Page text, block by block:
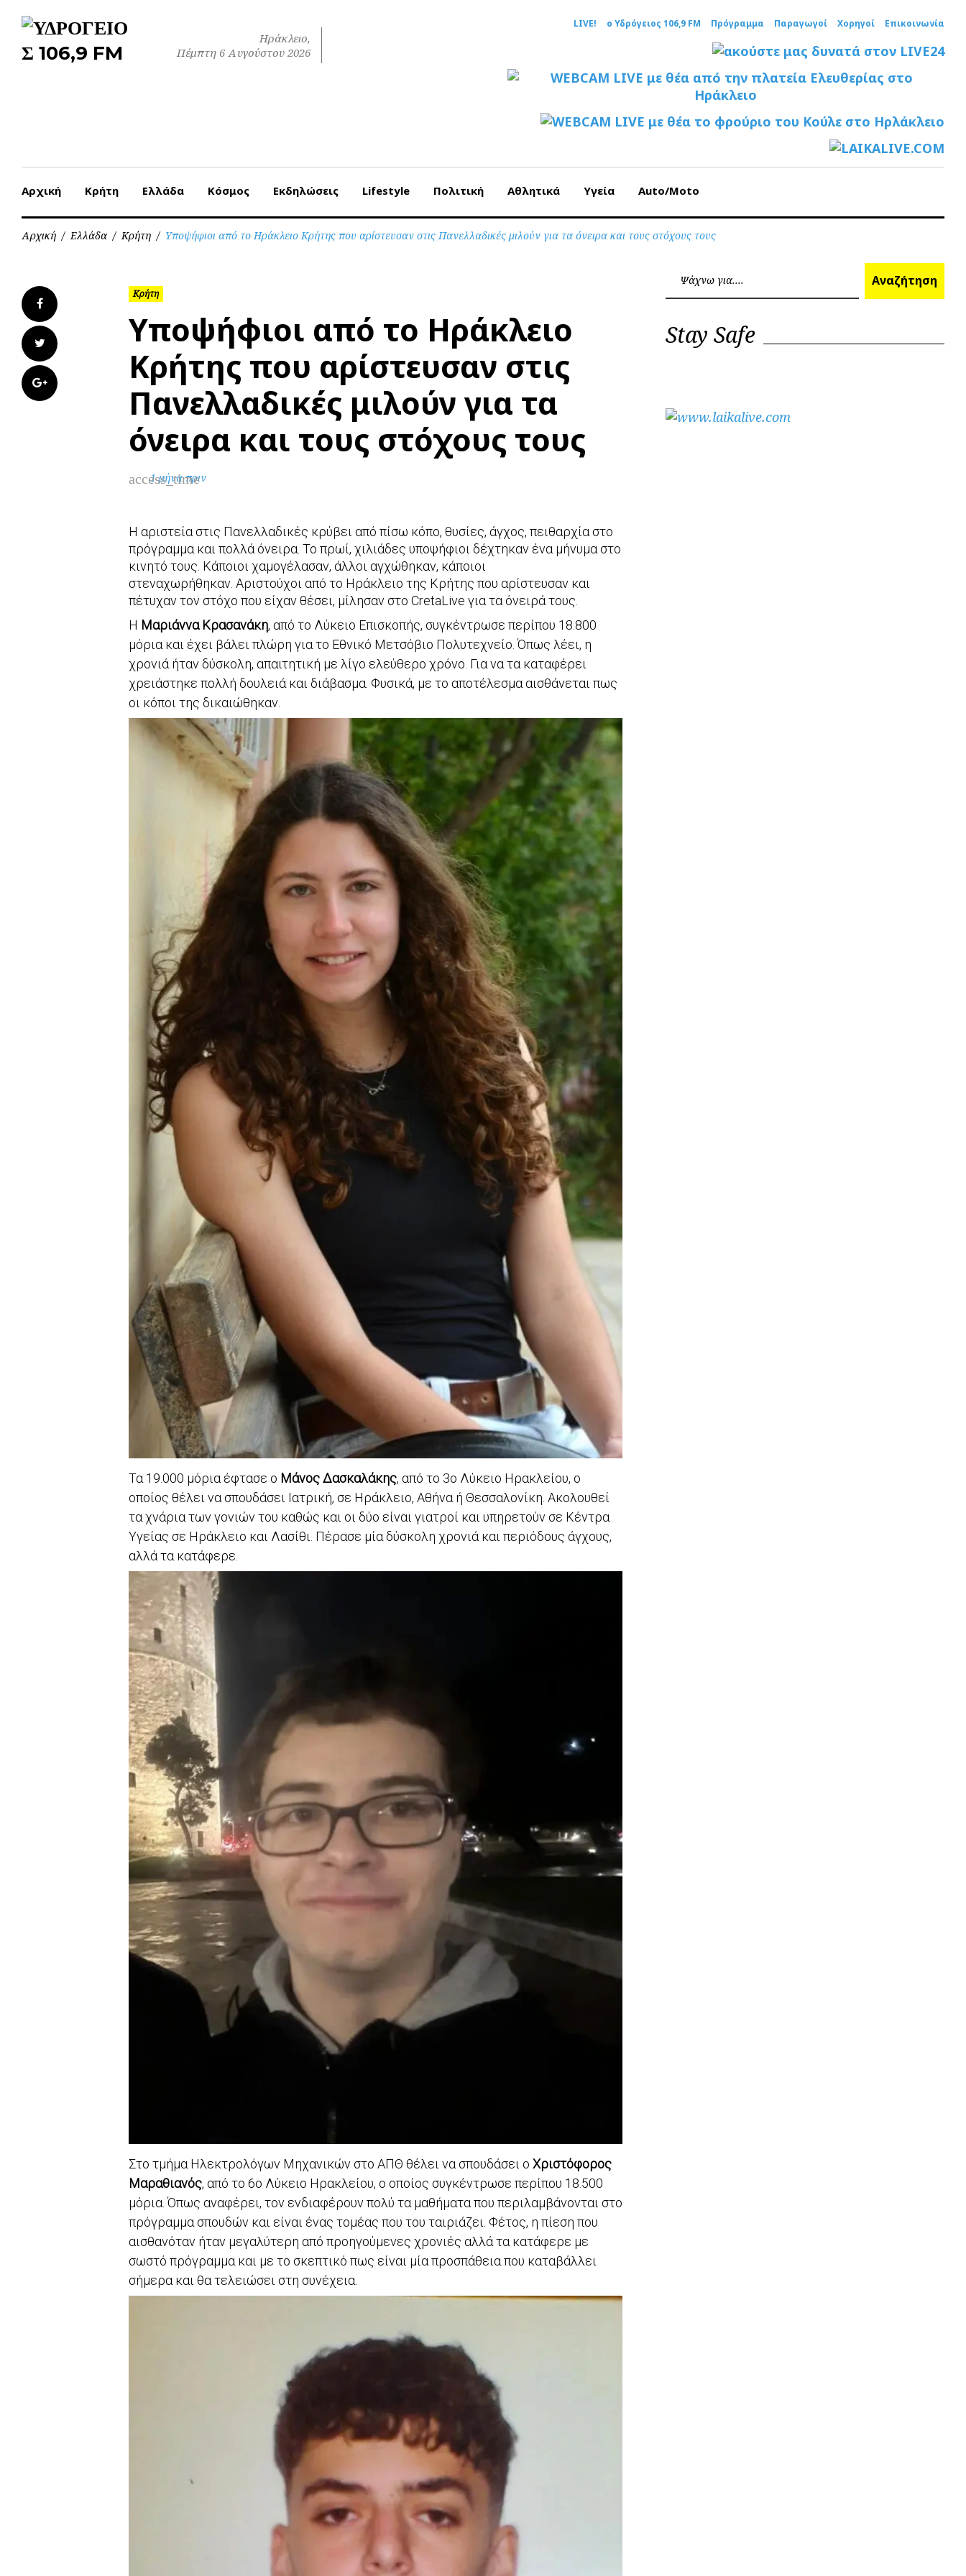
Ηράκλειο,
Πέμπτη 6 Αυγούστου 2026
LIVE! ο Υδρόγειος 106,9 FM Πρόγραμμα Παραγωγοί Χορηγοί Επικοινωνία
Αρχική Κρήτη Ελλάδα Κόσμος Εκδηλώσεις Lifestyle Πολιτική Αθλητικά Υγεία Auto/Moto
Αρχική / Ελλάδα / Κρήτη / Υποψήφιοι από το Ηράκλειο Κρήτης που αρίστευσαν στις Πανελλαδικές μιλούν για τα όνειρα και τους στόχους τους
Facebook
Twitter
Google+
Κρήτη
Υποψήφιοι από το Ηράκλειο
Κρήτης που αρίστευσαν στις
Πανελλαδικές μιλούν για τα
όνειρα και τους στόχους τους
access_time
1 μήνα πριν
Η αριστεία στις Πανελλαδικές κρύβει από πίσω κόπο, θυσίες, άγχος, πειθαρχία στο
πρόγραμμα και πολλά όνειρα. Το πρωί, χιλιάδες υποψήφιοι δέχτηκαν ένα μήνυμα στο
κινητό τους. Κάποιοι χαμογέλασαν, άλλοι αγχώθηκαν, κάποιοι
στεναχωρήθηκαν. Αριστούχοι από το Ηράκλειο της Κρήτης που αρίστευσαν και
πέτυχαν τον στόχο που είχαν θέσει, μίλησαν στο CretaLive για τα όνειρά τους.
Η Μαριάννα Κρασανάκη, από το Λύκειο Επισκοπής, συγκέντρωσε περίπου 18.800
μόρια και έχει βάλει πλώρη για το Εθνικό Μετσόβιο Πολυτεχνείο. Όπως λέει, η
χρονιά ήταν δύσκολη, απαιτητική με λίγο ελεύθερο χρόνο. Για να τα καταφέρει
χρειάστηκε πολλή δουλειά και διάβασμα. Φυσικά, με το αποτέλεσμα αισθάνεται πως
οι κόποι της δικαιώθηκαν.
Τα 19.000 μόρια έφτασε ο Μάνος Δασκαλάκης, από το 3ο Λύκειο Ηρακλείου, ο
οποίος θέλει να σπουδάσει Ιατρική, σε Ηράκλειο, Αθήνα ή Θεσσαλονίκη. Ακολουθεί
τα χνάρια των γονιών του καθώς και οι δύο είναι γιατροί και υπηρετούν σε Κέντρα
Υγείας σε Ηράκλειο και Λασίθι. Πέρασε μία δύσκολη χρονιά και περιόδους άγχους,
αλλά τα κατάφερε.
Στο τμήμα Ηλεκτρολόγων Μηχανικών στο ΑΠΘ θέλει να σπουδάσει ο Χριστόφορος
Μαραθιανός, από το 6ο Λύκειο Ηρακλείου, ο οποίος συγκέντρωσε περίπου 18.500
μόρια. Όπως αναφέρει, τον ενδιαφέρουν πολύ τα μαθήματα που περιλαμβάνονται στο
πρόγραμμα σπουδών και είναι ένας τομέας που του ταιριάζει. Φέτος, η πίεση που
αισθανόταν ήταν μεγαλύτερη από προηγούμενες χρονιές αλλά τα κατάφερε με
σωστό πρόγραμμα και με το σκεπτικό πως είναι μία προσπάθεια που καταβάλλει
σήμερα και θα τελειώσει στη συνέχεια.
Αναζήτηση
Stay Safe